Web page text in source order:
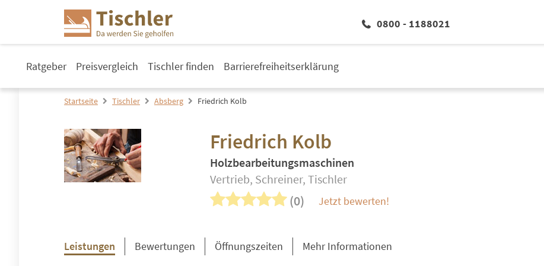
0800 - 1188021
Ratgeber Preisvergleich Tischler finden Barrierefreiheitserklärung
Startseite Tischler Absberg Friedrich Kolb
Friedrich Kolb
Holzbearbeitungsmaschinen
Vertrieb, Schreiner, Tischler
(0) Jetzt bewerten!
Leistungen Bewertungen Öffnungszeiten Mehr Informationen